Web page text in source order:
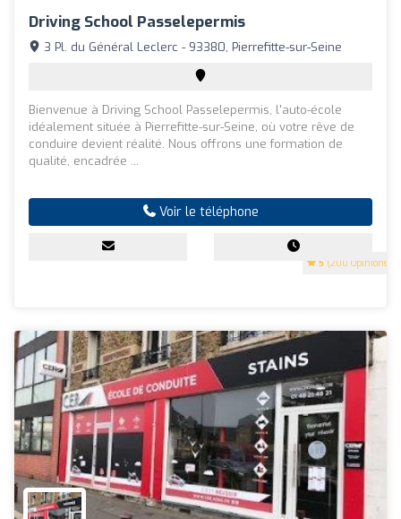
Driving School Passelepermis
5 (200 Opinions)
3 Pl. du Général Leclerc - 93380, Pierrefitte-sur-Seine
Bienvenue à Driving School Passelepermis, l'auto-école
idéalement située à Pierrefitte-sur-Seine, où votre rêve de
conduire devient réalité. Nous offrons une formation de
qualité, encadrée ...
Voir le téléphone